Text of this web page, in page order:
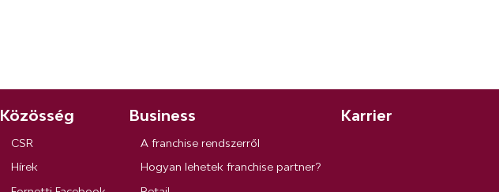
Közösség
CSR
Hírek
Business
A franchise rendszerről
Hogyan lehetek franchise partner?
Karrier